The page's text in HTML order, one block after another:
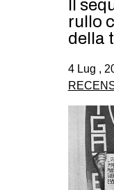
Il
rullo
della
4 Lug ,